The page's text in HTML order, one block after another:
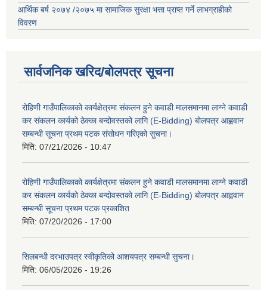
आर्थिक बर्ष २०७४ /२०७५ मा सामाजिक सुरक्षा भत्ता प्राप्त गर्ने लाभग्राहीको
विवरण
सार्वजनिक खरिद/बोलपत्र सूचना
रोहिणी गाउँपालिकाको कार्यक्षेत्रमा संकलन हुने कवाडी मालसमानमा लाग्ने कवाडी
कर संकलन कार्यको ठेक्का बन्दोवस्तको लागि (E-Bidding) बोलपत्र आह्ववान
सम्बन्धी सूचना प्रथम पटक संसोधन गरिएको सुचना।
मिति: 07/21/2026 - 10:47
रोहिणी गाउँपालिकाको कार्यक्षेत्रमा संकलन हुने कवाडी मालसमानमा लाग्ने कवाडी
कर संकलन कार्यको ठेक्का बन्दोवस्तको लागि (E-Bidding) बोलपत्र आह्ववान
सम्बन्धी सूचना प्रथम पटक प्रकाशित
मिति: 07/20/2026 - 17:00
सिलबन्धी दरभाउपत्र स्वीकृतिको आशयपत्र सम्बन्धी सुचना।
मिति: 06/05/2026 - 19:26